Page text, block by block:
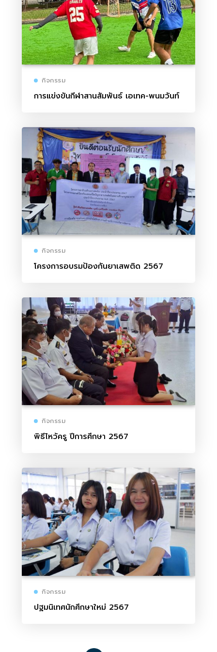
กิจกรรม
การแข่งขันกีฬาสานสัมพันธ์ เอเทค-พนมวันท์
กิจกรรม
โครงการอบรมป้องกันยาเสพติด 2567
กิจกรรม
พิธีไหว้ครู ปีการศึกษา 2567
กิจกรรม
ปฐมนิเทศนักศึกษาใหม่ 2567